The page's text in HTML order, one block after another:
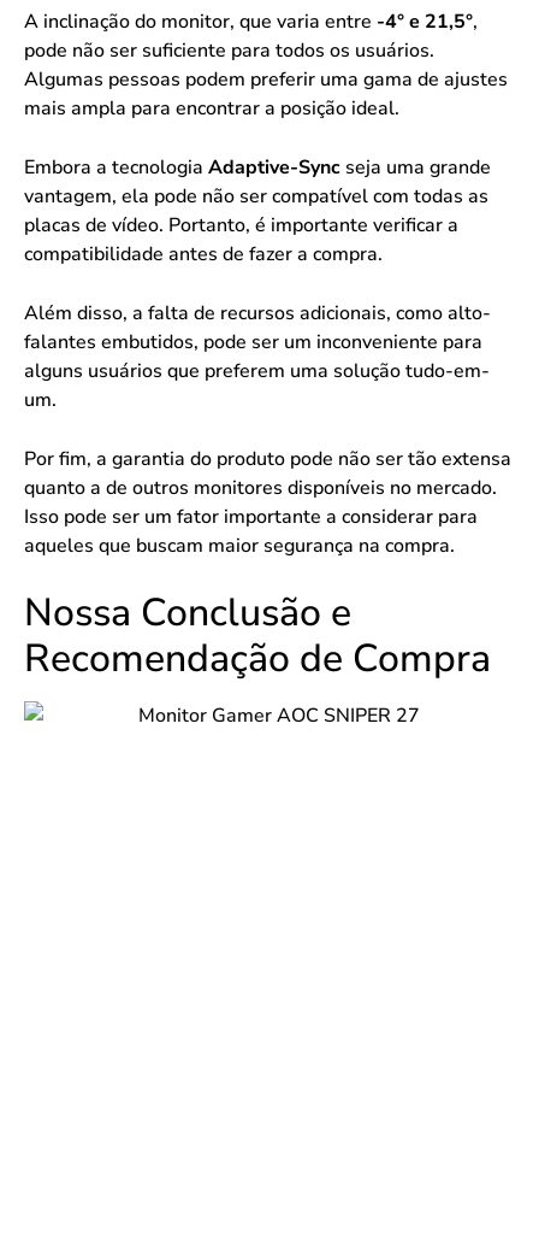
A inclinação do monitor, que varia entre -4° e 21,5°,
pode não ser suficiente para todos os usuários.
Algumas pessoas podem preferir uma gama de ajustes
mais ampla para encontrar a posição ideal.
Embora a tecnologia Adaptive-Sync seja uma grande
vantagem, ela pode não ser compatível com todas as
placas de vídeo. Portanto, é importante verificar a
compatibilidade antes de fazer a compra.
Além disso, a falta de recursos adicionais, como alto-
falantes embutidos, pode ser um inconveniente para
alguns usuários que preferem uma solução tudo-em-
um.
Por fim, a garantia do produto pode não ser tão extensa
quanto a de outros monitores disponíveis no mercado.
Isso pode ser um fator importante a considerar para
aqueles que buscam maior segurança na compra.
Nossa Conclusão e
Recomendação de Compra